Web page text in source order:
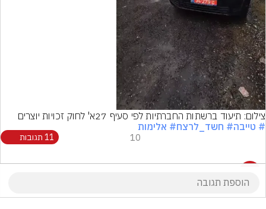
Video
צילום: תיעוד ברשתות החברתיות לפי סעיף 27א' לחוק זכויות יוצרים
# טייבה# חשד_לרצח# אלימות
10 11 תגובות